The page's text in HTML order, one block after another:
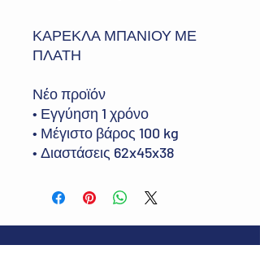
ΚΑΡΕΚΛΑ ΜΠΑΝΙΟΥ ΜΕ
ΠΛΑΤΗ
Νέο προϊόν
• Εγγύηση 1 χρόνο
• Μέγιστο βάρος 100 kg
• Διαστάσεις 62x45x38